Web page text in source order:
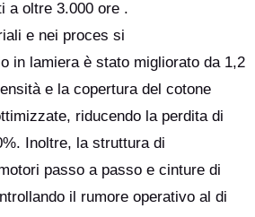
a oltre 3.000 ore .
e nei proces si
in lamiera è stato migliorato da 1,2
e la copertura del cotone
riducendo la perdita di
Inoltre, la struttura di
passo a passo e cinture di
il rumore operativo al di